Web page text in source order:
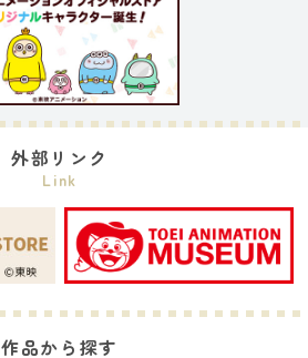
外部リンク
Link
作品から探す